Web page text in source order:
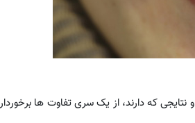
نتایجی که دارند، از یک سری تفاوت ها